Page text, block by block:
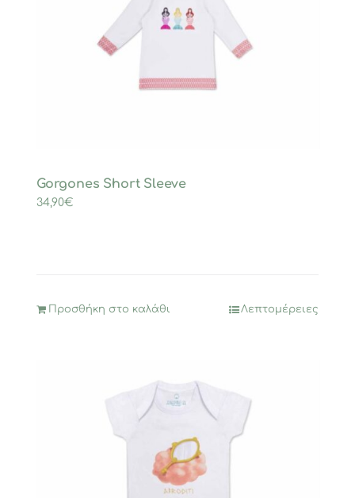
Gorgones Short Sleeve
34,90€
Προσθήκη στο καλάθι Λεπτομέρειες